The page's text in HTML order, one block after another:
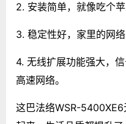
2. 安装简单，就像吃个
3. 稳定性好，家里的网
4. 无线扩展功能强大，
高速网络。
这巴法络WSR-